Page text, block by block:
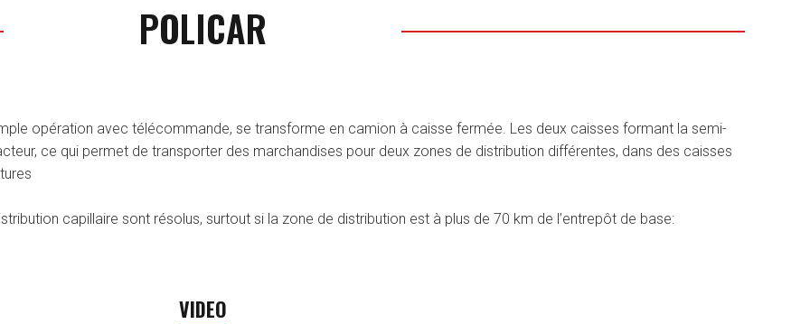
POLICAR
opération avec télécommande, se transforme en camion à caisse fermée. Les deux caisses formant la semi-
ce qui permet de transporter des marchandises pour deux zones de distribution différentes, dans des caisses
capillaire sont résolus, surtout si la zone de distribution est à plus de 70 km de l’entrepôt de base:
VIDEO